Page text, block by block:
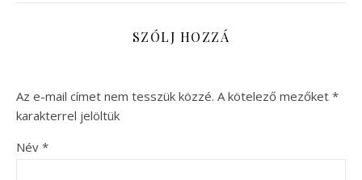
SZÓLJ HOZZÁ
Az e-mail címet nem tesszük közzé. A kötelező mezőket *
karakterrel jelöltük
Név *